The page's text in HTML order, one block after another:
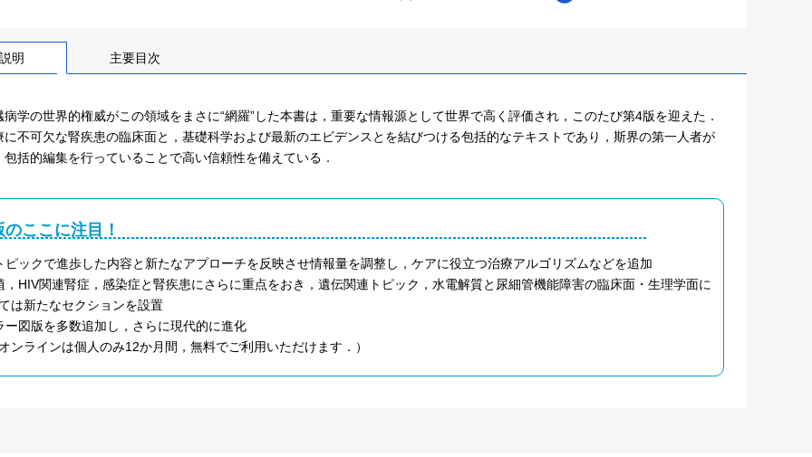
明 主要目次
病学の世界的権威がこの領域をまさに“網羅”した本書は，重要な情報源として世界で高く評価され，このたび第4版を迎えた．
に不可欠な腎疾患の臨床面と，基礎科学および最新のエビデンスとを結びつける包括的なテキストであり，斯界の第一人者が
包括的編集を行っていることで高い信頼性を備えている．
のここに注目！
ピックで進歩した内容と新たなアプローチを反映させ情報量を調整し，ケアに役立つ治療アルゴリズムなどを追加
，HIV関連腎症，感染症と腎疾患にさらに重点をおき，遺伝関連トピック，水電解質と尿細管機能障害の臨床面・生理学面に
は新たなセクションを設置
ー図版を多数追加し，さらに現代的に進化
ンラインは個人のみ12か月間，無料でご利用いただけます．）